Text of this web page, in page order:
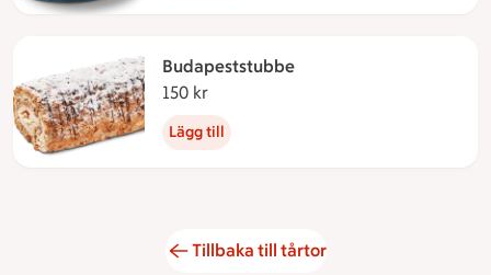
Budapeststubbe
150 kr
Lägg till
Tillbaka till tårtor